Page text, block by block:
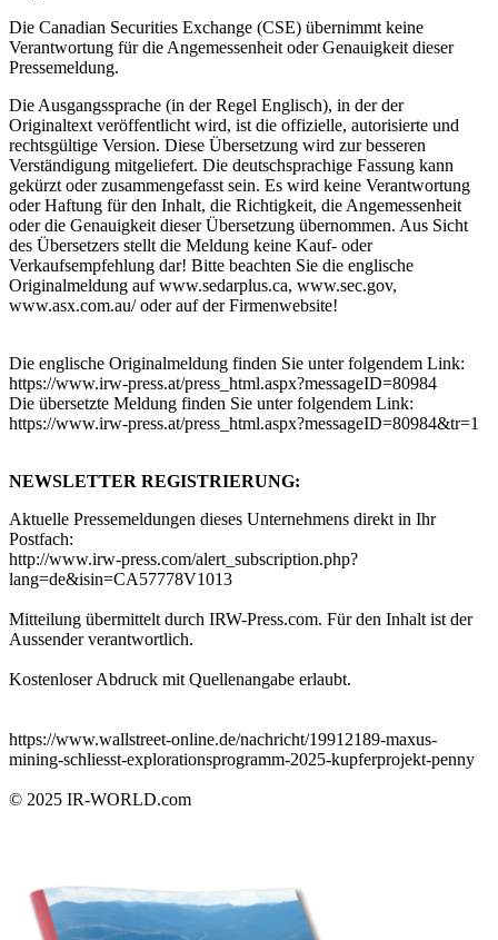
Die Canadian Securities Exchange (CSE) übernimmt keine
Verantwortung für die Angemessenheit oder Genauigkeit dieser
Pressemeldung.
Die Ausgangssprache (in der Regel Englisch), in der der
Originaltext veröffentlicht wird, ist die offizielle, autorisierte und
rechtsgültige Version. Diese Übersetzung wird zur besseren
Verständigung mitgeliefert. Die deutschsprachige Fassung kann
gekürzt oder zusammengefasst sein. Es wird keine Verantwortung
oder Haftung für den Inhalt, die Richtigkeit, die Angemessenheit
oder die Genauigkeit dieser Übersetzung übernommen. Aus Sicht
des Übersetzers stellt die Meldung keine Kauf- oder
Verkaufsempfehlung dar! Bitte beachten Sie die englische
Originalmeldung auf www.sedarplus.ca, www.sec.gov,
www.asx.com.au/ oder auf der Firmenwebsite!
Die englische Originalmeldung finden Sie unter folgendem Link:
https://www.irw-press.at/press_html.aspx?messageID=80984
Die übersetzte Meldung finden Sie unter folgendem Link:
https://www.irw-press.at/press_html.aspx?messageID=80984&tr=1
NEWSLETTER REGISTRIERUNG:
Aktuelle Pressemeldungen dieses Unternehmens direkt in Ihr
Postfach:
http://www.irw-press.com/alert_subscription.php?
lang=de&isin=CA57778V1013
Mitteilung übermittelt durch IRW-Press.com. Für den Inhalt ist der
Aussender verantwortlich.
Kostenloser Abdruck mit Quellenangabe erlaubt.
https://www.wallstreet-online.de/nachricht/19912189-maxus-
mining-schliesst-explorationsprogramm-2025-kupferprojekt-penny
© 2025 IR-WORLD.com